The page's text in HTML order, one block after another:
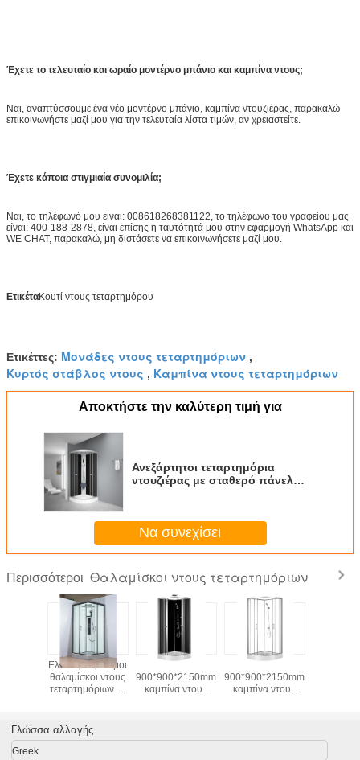
Έχετε το τελευταίο και ωραίο μοντέρνο μπάνιο και καμπίνα ντους;
Ναι, αναπτύσσουμε ένα νέο μοντέρνο μπάνιο, καμπίνα ντουζιέρας, παρακαλώ
επικοινωνήστε μαζί μου για την τελευταία λίστα τιμών, αν χρειαστείτε.
Έχετε κάποια στιγμιαία συνομιλία;
Ναι, το τηλέφωνό μου είναι: 008618268381122, το τηλέφωνο του γραφείου μας
είναι: 400-188-2878, είναι επίσης η ταυτότητά μου στην εφαρμογή WhatsApp και
WE CHAT, παρακαλώ, μη διστάσετε να επικοινωνήσετε μαζί μου.
ΕτικέταΚουτί ντους τεταρτημόρου
Ετικέττες: Μονάδες ντους τεταρτημόριων ,
Κυρτός στάβλος ντους , Καμπίνα ντους τεταρτημόριων
Αποκτήστε την καλύτερη τιμή για
Ανεξάρτητοι τεταρτημόρια
ντουζιέρας με σταθερό πάνελ
Να συνεχίσει
Περισσότεροι Θαλαμίσκοι ντους τεταρτημόριων
ντους
Ελεύθεροι μόνιμοι
θαλαμίσκοι ντους
τεταρτημόριων με
σταθερό γυαλί
μαύρο αλουμίνιο
Cirle
900*900*2150mm
καμπίνα ντους
Cirle
900*900*2150mm
καμπίνα ντους
Γλώσσα αλλαγής
Greek